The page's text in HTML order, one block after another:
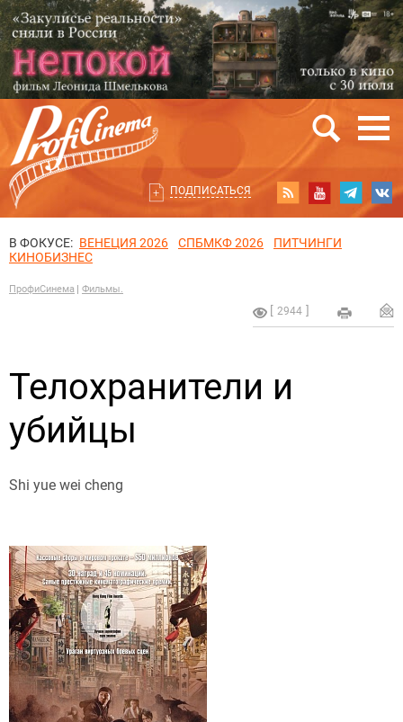
ПОДПИСАТЬСЯ
В ФОКУСЕ: ВЕНЕЦИЯ 2026 СПБМКФ 2026
ПИТЧИНГИ
КИНОБИЗНЕС
ПрофиСинема Фильмы.
2944
Телохранители и
убийцы
Shi yue wei cheng